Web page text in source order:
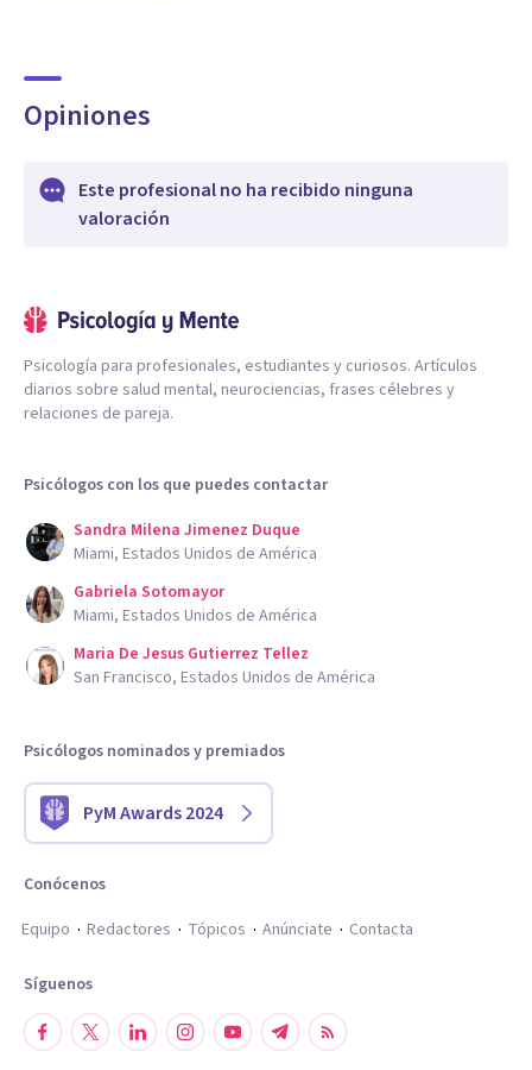
Opiniones
Este profesional no ha recibido ninguna
valoración
Psicología para profesionales, estudiantes y curiosos. Artículos
diarios sobre salud mental, neurociencias, frases célebres y
relaciones de pareja.
Psicólogos con los que puedes contactar
Sandra Milena Jimenez Duque
Miami, Estados Unidos de América
Gabriela Sotomayor
Miami, Estados Unidos de América
Maria De Jesus Gutierrez Tellez
San Francisco, Estados Unidos de América
Psicólogos nominados y premiados
PyM Awards 2024
Conócenos
Equipo
Redactores Tópicos Anúnciate Contacta
Síguenos